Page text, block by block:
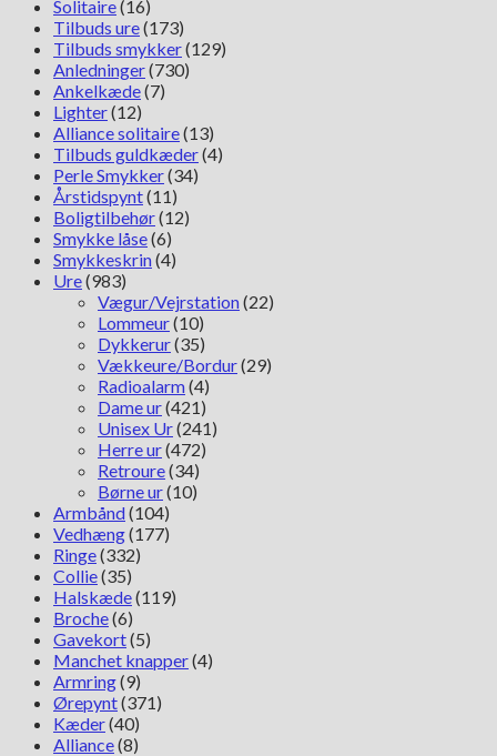
Solitaire(16)
Tilbuds ure(173)
Tilbuds smykker(129)
Anledninger(730)
Ankelkæde(7)
Lighter(12)
Alliance solitaire(13)
Tilbuds guldkæder(4)
Perle Smykker(34)
Årstidspynt(11)
Boligtilbehør(12)
Smykke låse(6)
Smykkeskrin(4)
Ure(983)
Vægur/Vejrstation(22)
Lommeur(10)
Dykkerur(35)
Vækkeure/Bordur(29)
Radioalarm(4)
Dame ur(421)
Unisex Ur(241)
Herre ur(472)
Retroure(34)
Børne ur(10)
Armbånd(104)
Vedhæng(177)
Ringe(332)
Collie(35)
Halskæde(119)
Broche(6)
Gavekort(5)
Manchet knapper(4)
Armring(9)
Ørepynt(371)
Kæder(40)
Alliance(8)